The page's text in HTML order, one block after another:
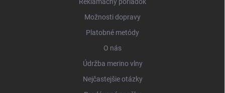
Možnosti dopravy
Platobné metódy
O nás
Údržba merino vlny
Nejčastejšie otázky